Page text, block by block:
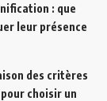
: que
leur présence
des critères
choisir un